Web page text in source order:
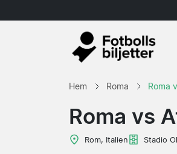
Hem Roma Roma
Roma vs
Rom, Italien Stadio